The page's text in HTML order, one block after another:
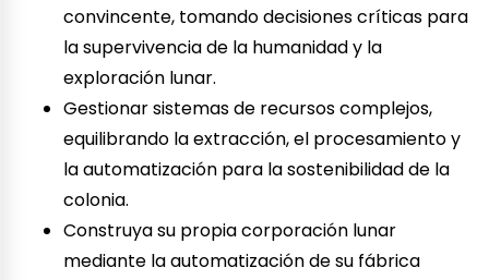
convincente, tomando decisiones críticas para
la supervivencia de la humanidad y la
exploración lunar.
Gestionar sistemas de recursos complejos,
equilibrando la extracción, el procesamiento y
la automatización para la sostenibilidad de la
colonia.
Construya su propia corporación lunar
mediante la automatización de su fábrica